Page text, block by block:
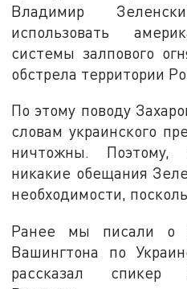
Владимир
использовать
системы залпового
обстрела территории
По этому поводу
словам украинского
ничтожны. Поэтому,
никакие обещания
необходимости,
Ранее мы писали о
Вашингтона по
рассказал спикер